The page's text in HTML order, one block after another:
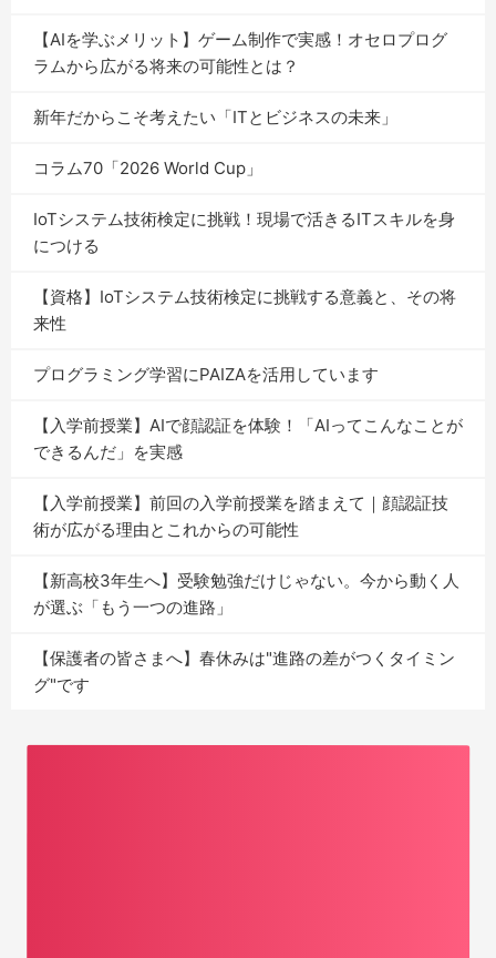
【AIを学ぶメリット】ゲーム制作で実感！オセロプログ
ラムから広がる将来の可能性とは？
新年だからこそ考えたい「ITとビジネスの未来」
コラム70「2026 World Cup」
IoTシステム技術検定に挑戦！現場で活きるITスキルを身
につける
【資格】IoTシステム技術検定に挑戦する意義と、その将
来性
プログラミング学習にPAIZAを活用しています
【入学前授業】AIで顔認証を体験！「AIってこんなことが
できるんだ」を実感
【入学前授業】前回の入学前授業を踏まえて｜顔認証技
術が広がる理由とこれからの可能性
【新高校3年生へ】受験勉強だけじゃない。今から動く人
が選ぶ「もう一つの進路」
【保護者の皆さまへ】春休みは"進路の差がつくタイミン
グ"です